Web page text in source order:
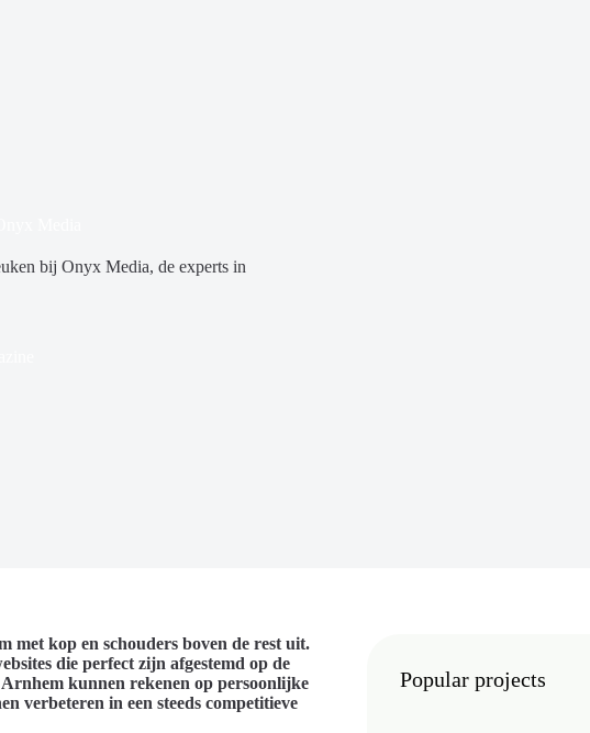
bij Onyx Media, de experts in
met kop en schouders boven de rest uit.
die perfect zijn afgestemd op de
kunnen rekenen op persoonlijke
verbeteren in een steeds competitieve
Popular projects